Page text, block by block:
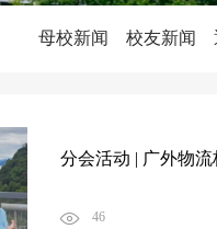
母校新闻 校友新闻
分会活动 | 广外物
46